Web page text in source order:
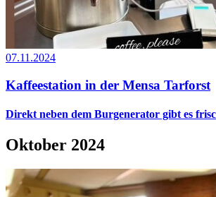
07.11.2024
Kaffeestation in der Mensa Tarforst
Direkt neben dem Burgenerator gibt es
Oktober 2024